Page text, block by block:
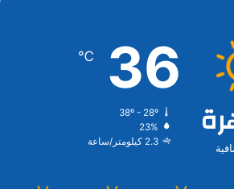
36
℃
38º - 28º
23%
2.3 كيلومتر/ساعة